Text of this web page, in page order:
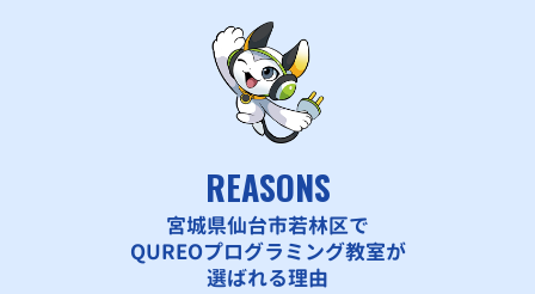
REASONS
宮城県仙台市若林区で
QUREOプログラミング教室が
選ばれる理由